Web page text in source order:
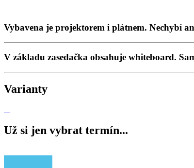
Vybavena je projektorem i plátnem. Nechybí
V základu zasedačka obsahuje whiteboard.
Varianty
Už si jen vybrat termín...